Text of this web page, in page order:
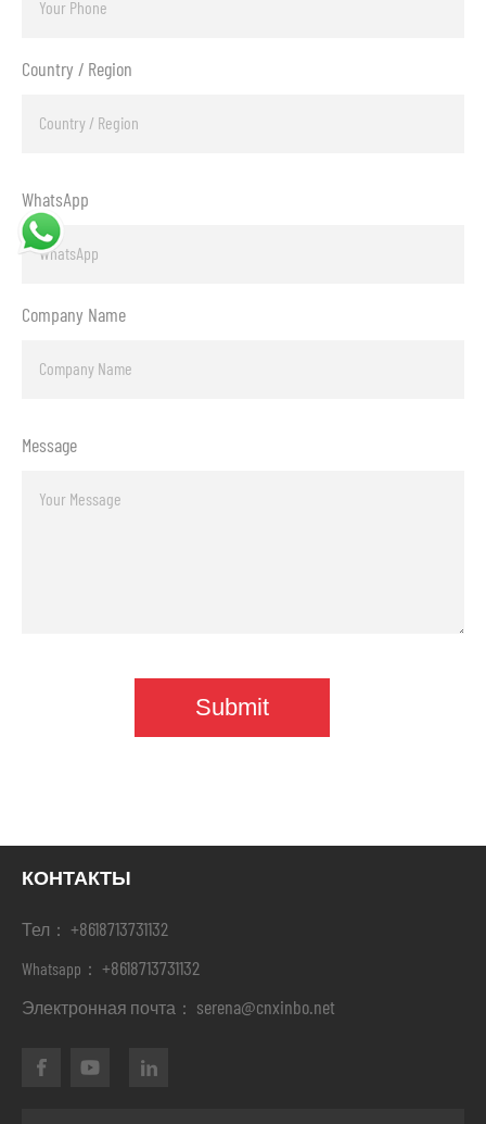
Country / Region
WhatsApp
Company Name
Message
КОНТАКТЫ
Тел： +8618713731132
Whatsapp： +8618713731132
Электронная почта： serena@cnxinbo.net